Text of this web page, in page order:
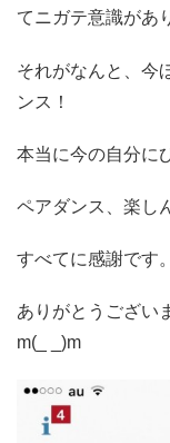
てニガテ意識があ
それがなんと、今
ンス！
本当に今の自分に
ペアダンス、楽し
すべてに感謝です。
ありがとうござい
m(_ _)m